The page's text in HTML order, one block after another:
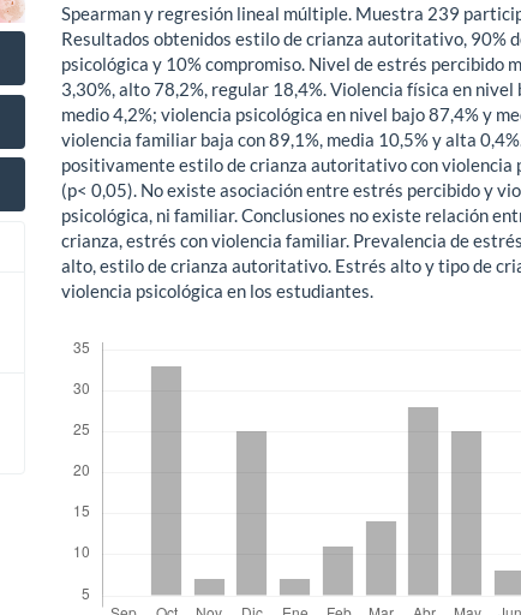
Spearman y regresión lineal múltiple. Muestra 239
Resultados obtenidos estilo de crianza autoritativo, 90%
psicológica y 10% compromiso. Nivel de estrés percibido
3,30%, alto 78,2%, regular 18,4%. Violencia física en nivel
medio 4,2%; violencia psicológica en nivel bajo 87,4% y
violencia familiar baja con 89,1%, media 10,5% y alta
positivamente estilo de crianza autoritativo con violencia
(p< 0,05). No existe asociación entre estrés percibido y
psicológica, ni familiar. Conclusiones no existe relación
crianza, estrés con violencia familiar. Prevalencia de
alto, estilo de crianza autoritativo. Estrés alto y tipo de
violencia psicológica en los estudiantes.